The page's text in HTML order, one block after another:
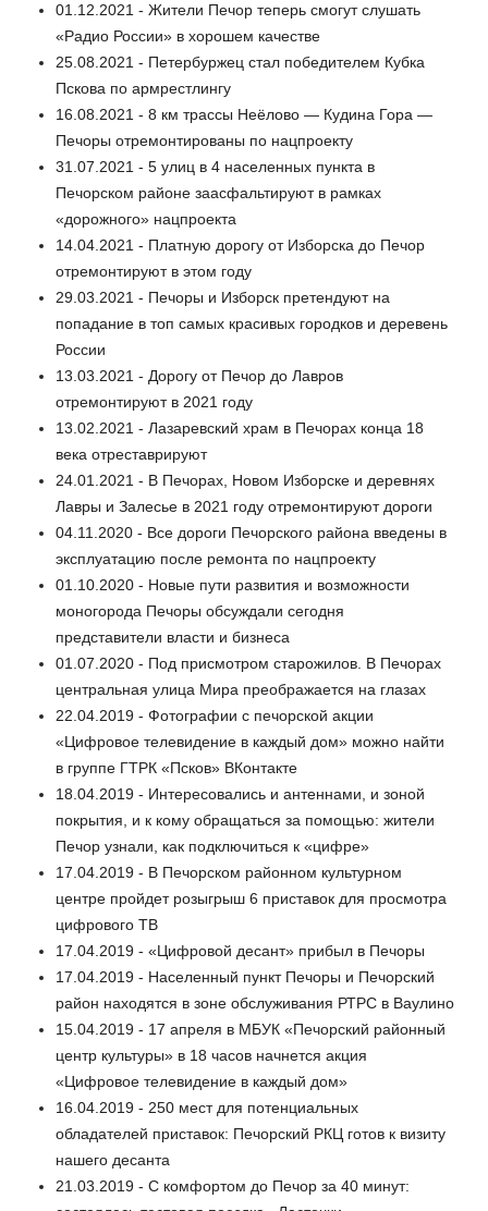
01.12.2021 - Жители Печор теперь смогут слушать
«Радио России» в хорошем качестве
25.08.2021 - Петербуржец стал победителем Кубка
Пскова по армрестлингу
16.08.2021 - 8 км трассы Неёлово — Кудина Гора —
Печоры отремонтированы по нацпроекту
31.07.2021 - 5 улиц в 4 населенных пункта в
Печорском районе заасфальтируют в рамках
«дорожного» нацпроекта
14.04.2021 - Платную дорогу от Изборска до Печор
отремонтируют в этом году
29.03.2021 - Печоры и Изборск претендуют на
попадание в топ самых красивых городков и деревень
России
13.03.2021 - Дорогу от Печор до Лавров
отремонтируют в 2021 году
13.02.2021 - Лазаревский храм в Печорах конца 18
века отреставрируют
24.01.2021 - В Печорах, Новом Изборске и деревнях
Лавры и Залесье в 2021 году отремонтируют дороги
04.11.2020 - Все дороги Печорского района введены в
эксплуатацию после ремонта по нацпроекту
01.10.2020 - Новые пути развития и возможности
моногорода Печоры обсуждали сегодня
представители власти и бизнеса
01.07.2020 - Под присмотром старожилов. В Печорах
центральная улица Мира преображается на глазах
22.04.2019 - Фотографии с печорской акции
«Цифровое телевидение в каждый дом» можно найти
в группе ГТРК «Псков» ВКонтакте
18.04.2019 - Интересовались и антеннами, и зоной
покрытия, и к кому обращаться за помощью: жители
Печор узнали, как подключиться к «цифре»
17.04.2019 - В Печорском районном культурном
центре пройдет розыгрыш 6 приставок для просмотра
цифрового ТВ
17.04.2019 - «Цифровой десант» прибыл в Печоры
17.04.2019 - Населенный пункт Печоры и Печорский
район находятся в зоне обслуживания РТРС в Ваулино
15.04.2019 - 17 апреля в МБУК «Печорский районный
центр культуры» в 18 часов начнется акция
«Цифровое телевидение в каждый дом»
16.04.2019 - 250 мест для потенциальных
обладателей приставок: Печорский РКЦ готов к визиту
нашего десанта
21.03.2019 - С комфортом до Печор за 40 минут: